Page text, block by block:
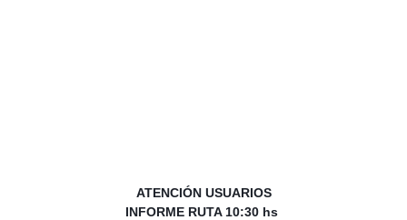
ATENCIÓNUSUARIOS
INFORME RUTA 10:30 hs